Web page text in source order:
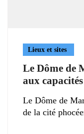
Lieux et sites
Le Dôme de
aux
Le Dôme de
de la cité